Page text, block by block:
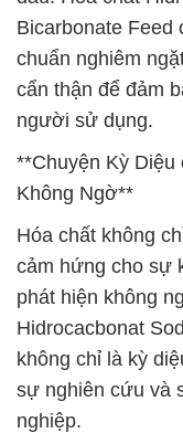
Bicarbonate Feed
chuẩn nghiêm
cẩn thận để đảm
người sử dụng.
**Chuyện Kỳ
Không Ngờ**
Hóa chất không
cảm hứng cho sự
phát hiện không
Hidrocacbonat
không chỉ là kỳ
sự nghiên cứu và
nghiệp.